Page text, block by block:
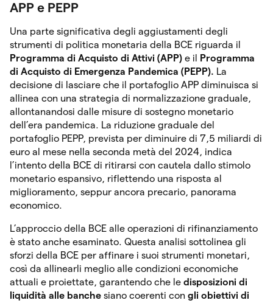
APP e PEPP
Una parte significativa degli aggiustamenti degli
strumenti di politica monetaria della BCE riguarda il
Programma di Acquisto di Attivi (APP) e il
Programma
di Acquisto di Emergenza Pandemica (PEPP). La
decisione di lasciare che il portafoglio APP diminuisca si
allinea con una strategia di normalizzazione graduale,
allontanandosi dalle misure di sostegno monetario
dell’era pandemica. La riduzione graduale del
portafoglio PEPP, prevista per diminuire di 7,5 miliardi di
euro al mese nella seconda metà del 2024, indica
l’intento della BCE di ritirarsi con cautela dallo stimolo
monetario espansivo, riflettendo una risposta al
miglioramento, seppur ancora precario, panorama
economico.
L’approccio della BCE alle operazioni di rifinanziamento
è stato anche esaminato. Questa analisi sottolinea gli
sforzi della BCE per affinare i suoi strumenti monetari,
così da allinearli meglio alle condizioni economiche
attuali e proiettate, garantendo che le disposizioni di
liquidità alle banche siano coerenti con gli obiettivi di